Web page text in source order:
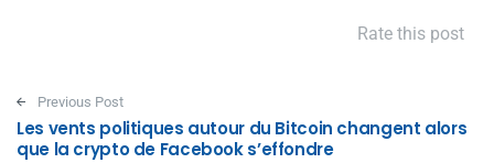
Rate this post
Post navigation
Previous Post
Les vents politiques autour du Bitcoin changent alors
que la crypto de Facebook s’effondre